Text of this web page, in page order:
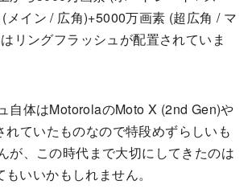
メイン / 広角)+5000万画素 (超広角 / マ
リングフラッシュが配置されていま
自体はMotorolaのMoto X (2nd Gen)や
れていたものなので特段めずらしいも
が、この時代まで大切にしてきたのは
いいかもしれません。